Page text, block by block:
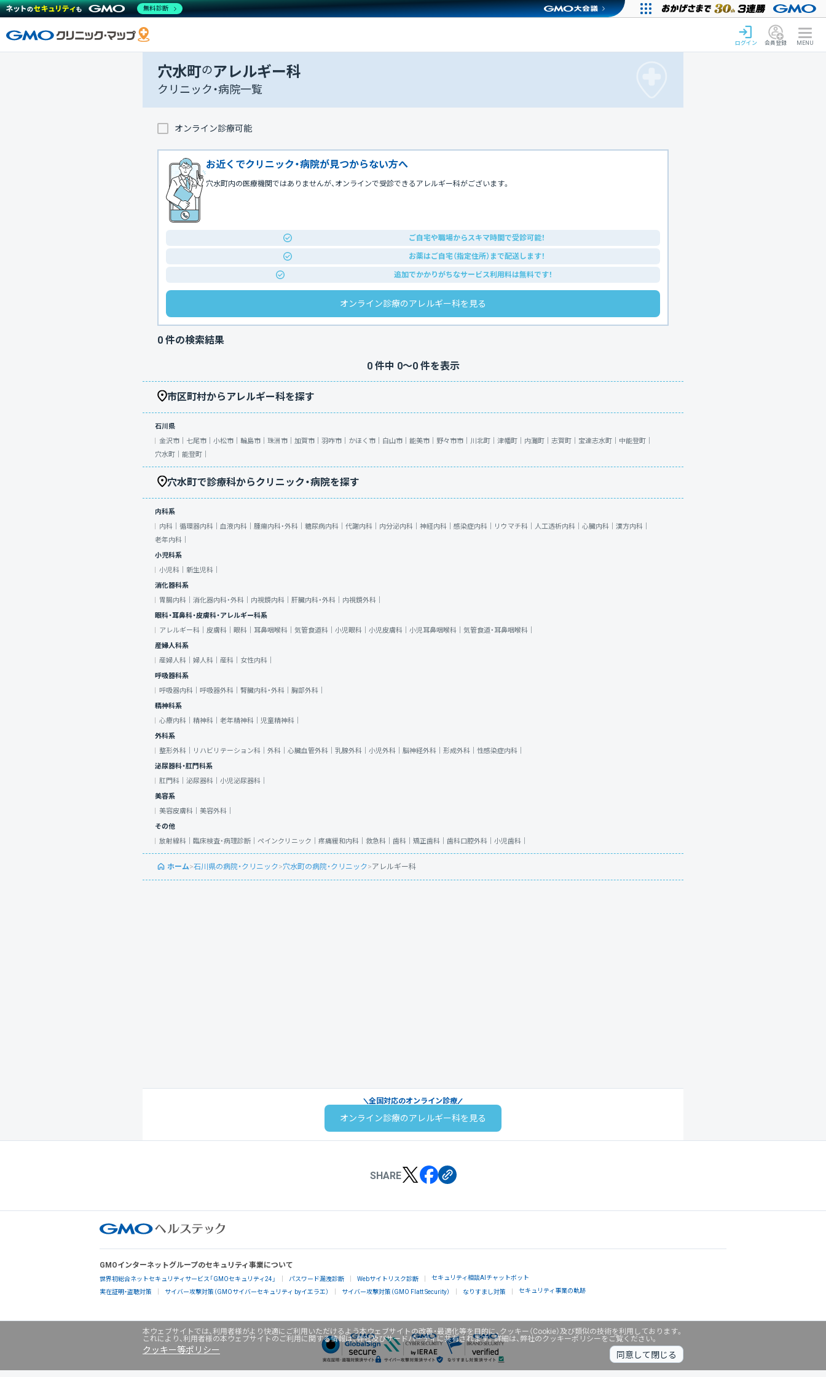
本ウェブサイトでは、利用者様がより快適にご利用いただけるよう本ウェブサイトの改善・最適化等を目的に、クッキー（Cookie）及び類似の技術を利用しております。
これにより、利用者様の本ウェブサイトのご利用に関する情報は、弊社及びサードパーティに共有されます。詳細は、弊社のクッキーポリシーをご覧ください。
クッキー等ポリシー 同意して閉じる
ログイン 会員登録 MENU
穴水町のアレルギー科
クリニック・病院一覧
オンライン診療可能
お近くでクリニック・病院が見つからない方へ
穴水町内の医療機関ではありませんが、オンラインで受診できるアレルギー科がございます。
ご自宅や職場からスキマ時間で受診可能！
お薬はご自宅（指定住所）まで配送します！
追加でかかりがちなサービス利用料は無料です！
オンライン診療のアレルギー科を見る
0 件の検索結果
0件中 0〜0件を表示
市区町村からアレルギー科を探す
石川県
金沢市｜ 七尾市｜ 小松市｜ 輪島市｜ 珠洲市｜ 加賀市｜ 羽咋市｜ かほく市｜ 白山市｜ 能美市｜ 野々市市｜ 川北町｜ 津幡町｜ 内灘町｜ 志賀町｜ 宝達志水町｜ 中能登町｜
穴水町｜ 能登町｜
穴水町で診療科からクリニック・病院を探す
内科系
内科｜ 循環器内科｜ 血液内科｜ 腫瘍内科・外科｜ 糖尿病内科｜ 代謝内科｜ 内分泌内科｜ 神経内科｜ 感染症内科｜ リウマチ科｜ 人工透析内科｜ 心臓内科｜ 漢方内科｜
老年内科｜
小児科系
小児科｜ 新生児科｜
消化器科系
胃腸内科｜ 消化器内科・外科｜ 内視鏡内科｜ 肝臓内科・外科｜ 内視鏡外科｜
眼科・耳鼻科・皮膚科・アレルギー科系
アレルギー科｜ 皮膚科｜ 眼科｜ 耳鼻咽喉科｜ 気管食道科｜ 小児眼科｜ 小児皮膚科｜ 小児耳鼻咽喉科｜ 気管食道・耳鼻咽喉科｜
産婦人科系
産婦人科｜ 婦人科｜ 産科｜ 女性内科｜
呼吸器科系
呼吸器内科｜ 呼吸器外科｜ 腎臓内科・外科｜ 胸部外科｜
精神科系
心療内科｜ 精神科｜ 老年精神科｜ 児童精神科｜
外科系
整形外科｜
リハビリテーション科｜ 外科｜ 心臓血管外科｜ 乳腺外科｜ 小児外科｜ 脳神経外科｜ 形成外科｜ 性感染症内科｜
泌尿器科・肛門科系
肛門科｜ 泌尿器科｜ 小児泌尿器科｜
美容系
美容皮膚科｜ 美容外科｜
その他
放射線科｜ 臨床検査・病理診断｜ ペインクリニック｜ 疼痛緩和内科｜ 救急科｜ 歯科｜ 矯正歯科｜ 歯科口腔外科｜ 小児歯科｜
ホーム>石川県の病院・クリニック>穴水町の病院・クリニック>アレルギー科
全国対応のオンライン診療
オンライン診療のアレルギー科を見る
SHARE
GMOインターネットグループのセキュリティ事業について
世界初総合ネットセキュリティサービス「GMOセキュリティ24」 パスワード漏洩診断 Webサイトリスク診断 セキュリティ相談AIチャットボット
実在証明・盗聴対策 サイバー攻撃対策（GMOサイバーセキュリティ byイエラエ） サイバー攻撃対策（GMO Flatt Security） なりすまし対策 セキュリティ事業の軌跡
無料診断